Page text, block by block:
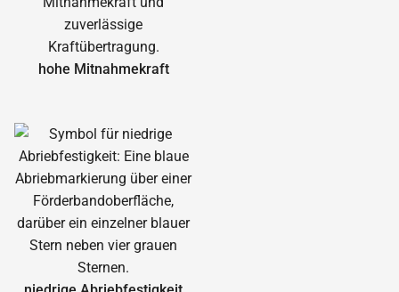
hohe Mitnahmekraft